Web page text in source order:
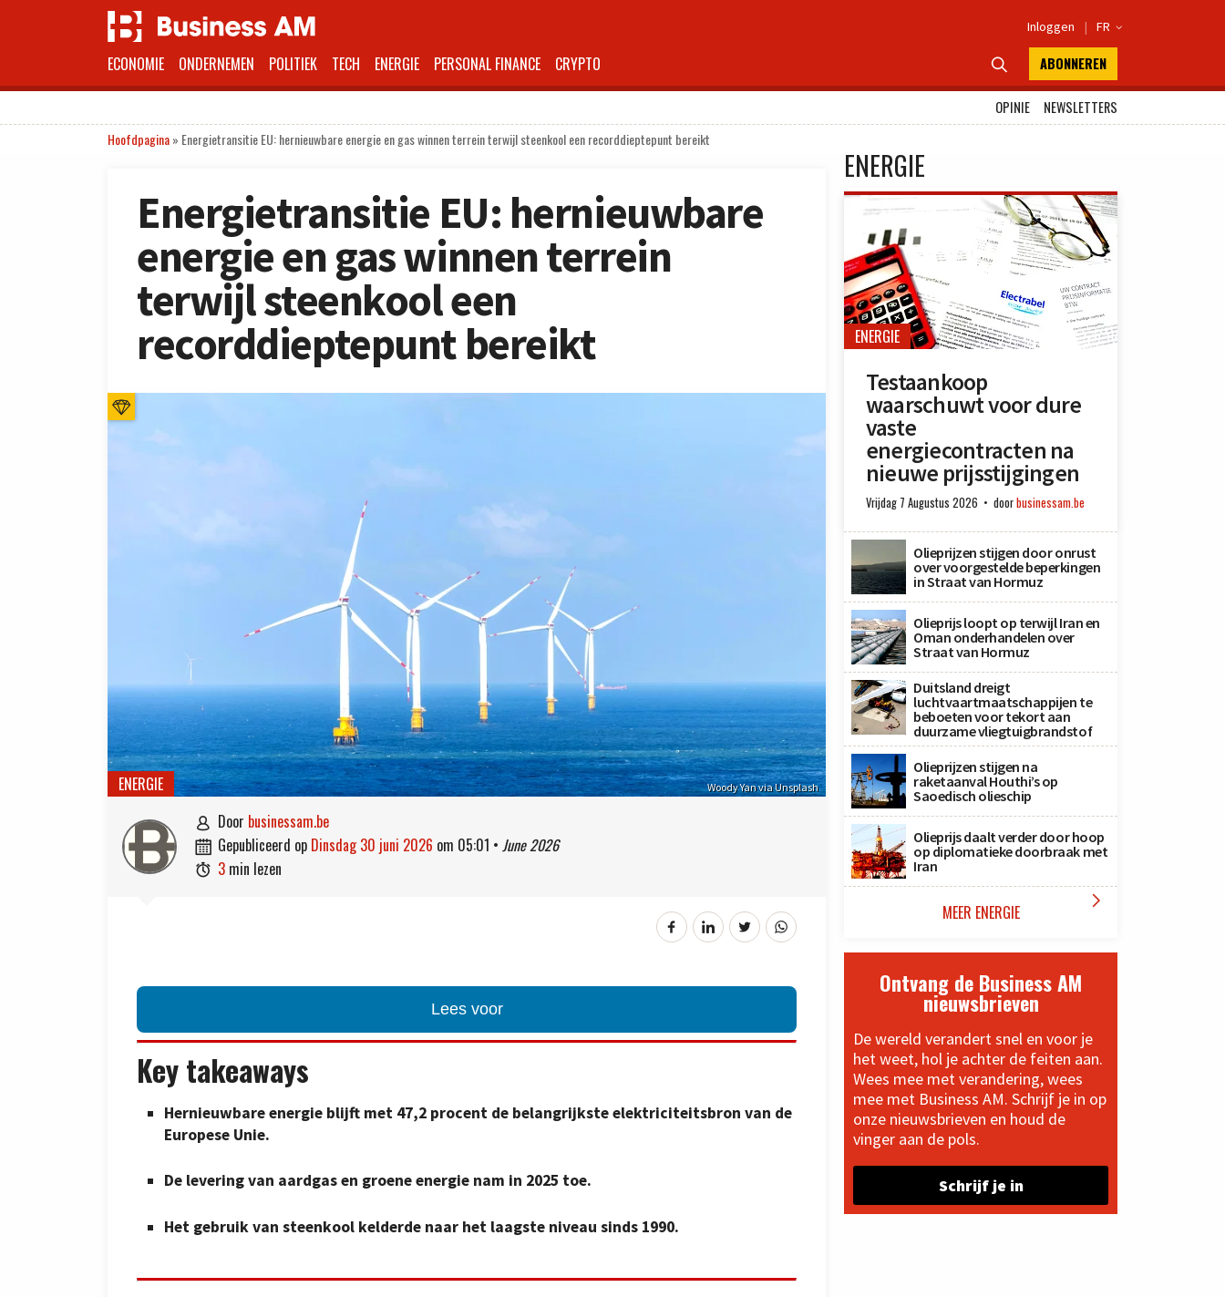
Inloggen | FR 
ECONOMIE ONDERNEMEN POLITIEK TECH ENERGIE PERSONAL FINANCE CRYPTO  ABONNEREN
OPINIE
NEWSLETTERS
Hoofdpagina» Energietransitie EU: hernieuwbare energie en gas winnen terrein terwijl steenkool een recorddieptepunt bereikt
Energietransitie EU: hernieuwbare
energie en gas winnen terrein
terwijl steenkool een
recorddieptepunt bereikt
Woody Yan via Unsplash
ENERGIE
 door businessam.be
 gepubliceerd op dinsdag 30 juni 2026 om 05:01 • June 2026
 3 min lezen
Lees voor
Key takeaways
Hernieuwbare energie blijft met 47,2 procent de belangrijkste elektriciteitsbron van de
Europese Unie.
De levering van aardgas en groene energie nam in 2025 toe.
Het gebruik van steenkool kelderde naar het laagste niveau sinds 1990.
ENERGIE
ENERGIE
Testaankoop
waarschuwt voor dure
vaste
energiecontracten na
nieuwe prijsstijgingen
Vrijdag 7 Augustus 2026 doorbusinessam.be
Olieprijzen stijgen door onrust
over voorgestelde beperkingen
in Straat van Hormuz
Olieprijs loopt op terwijl Iran en
Oman onderhandelen over
Straat van Hormuz
Duitsland dreigt
luchtvaartmaatschappijen te
beboeten voor tekort aan
duurzame vliegtuigbrandstof
Olieprijzen stijgen na
raketaanval Houthi’s op
Saoedisch olieschip
Olieprijs daalt verder door hoop
op diplomatieke doorbraak met
Iran
MEER ENERGIE 
Ontvang de Business AM
nieuwsbrieven
De wereld verandert snel en voor je
het weet, hol je achter de feiten aan.
Wees mee met verandering, wees
mee met Business AM. Schrijf je in op
onze nieuwsbrieven en houd de
vinger aan de pols.
Schrijf je in